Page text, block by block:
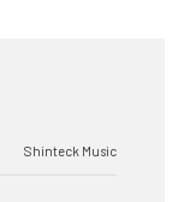
Shinteck Music